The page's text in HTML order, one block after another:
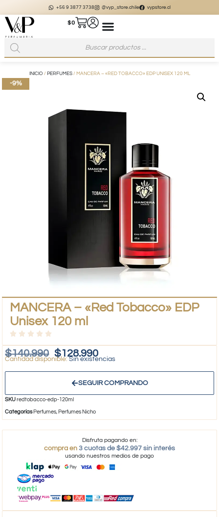
+56 9 3877 3738 @vyp_store.chile vypstore.cl
$0
INICIO / PERFUMES/ MANCERA – «RED TOBACCO» EDP UNISEX 120 ML
-9%
MANCERA – «Red Tobacco» EDP
Unisex 120 ml
$140.990 $128.990
Sin existencias
SEGUIR COMPRANDO
SKUredtobacco-edp-120ml
Categorías Perfumes, Perfumes Nicho
Disfruta pagando en:
compra en 3 cuotas de $42.997 sin interés
usando nuestros medios de pago